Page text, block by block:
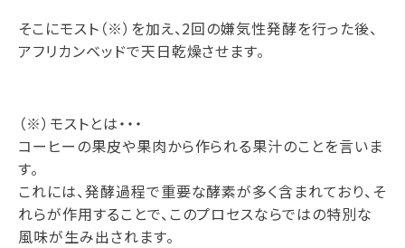
そこにモスト（※）を加え、2回の嫌気性発酵を行った後、
アフリカンベッドで天日乾燥させます。
（※）モストとは・・・
コーヒーの果皮や果肉から作られる果汁のことを言いま
す。
これには、発酵過程で重要な酵素が多く含まれており、そ
れらが作用することで、このプロセスならではの特別な
風味が生み出されます。